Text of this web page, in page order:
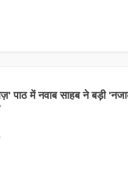
पाठ में नवाब साहब ने बड़ी